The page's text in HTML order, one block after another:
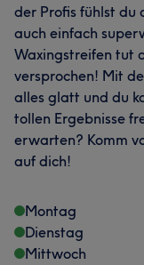
der Profis fühlst du
auch einfach
Waxingstreifen tut
versprochen! Mit
alles glatt und du
tollen Ergebnisse
erwarten? Komm
auf dich!
Montag
Dienstag
Mittwoch